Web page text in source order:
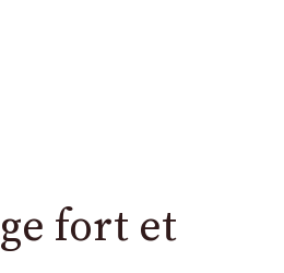
fort et